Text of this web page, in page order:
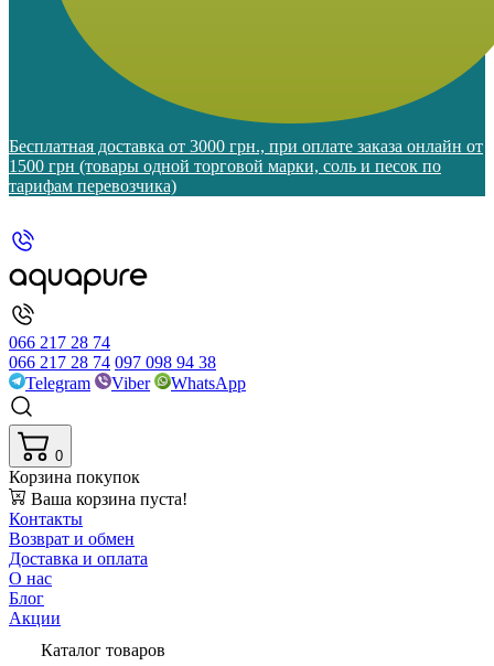
Бесплатная доставка от 3000 грн., при оплате заказа онлайн от
1500 грн (товары одной торговой марки, соль и песок по
тарифам перевозчика)
066 217 28 74
066 217 28 74 097 098 94 38
Telegram
Viber WhatsApp
0
Корзина покупок
Ваша корзина пуста!
Контакты
Возврат и обмен
Доставка и оплата
О нас
Блог
Акции
Каталог товаров